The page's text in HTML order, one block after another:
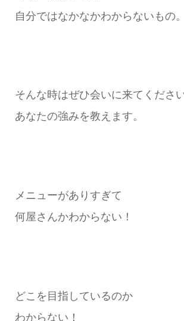
自分ではなかなかわからないもの。
そんな時はぜひ会いに来てください
あなたの強みを教えます。
メニューがありすぎて
何屋さんかわからない！
どこを目指しているのか
わからない！